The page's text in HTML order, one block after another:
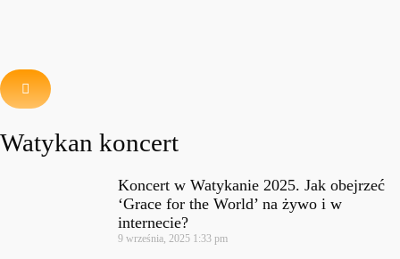
Watykan koncert
Koncert w Watykanie 2025. Jak obejrzeć
‘Grace for the World’ na żywo i w
internecie?
9 września, 2025 1:33 pm